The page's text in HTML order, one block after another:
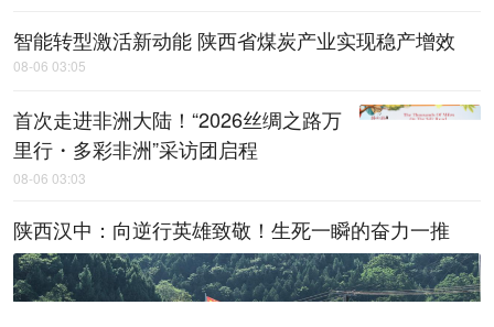
智能转型激活新动能 陕西省煤炭产业实现稳产增效
08-06 03:05
首次走进非洲大陆！“2026丝绸之路万
里行・多彩非洲”采访团启程
08-06 03:03
陕西汉中：向逆行英雄致敬！生死一瞬的奋力一推